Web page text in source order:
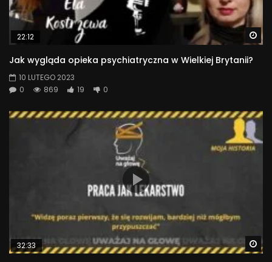
22:12
Jak wygląda opieka psychiatryczna w Wielkiej Brytanii?
10 LUTEGO 2023
0
869 19 0
32:33